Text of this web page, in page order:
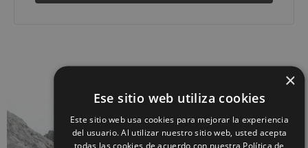
×
Ese sitio web utiliza cookies
Este sitio web usa cookies para mejorar la experiencia
del usuario. Al utilizar nuestro sitio web, usted acepta
todas las cookies de acuerdo con nuestra Política de